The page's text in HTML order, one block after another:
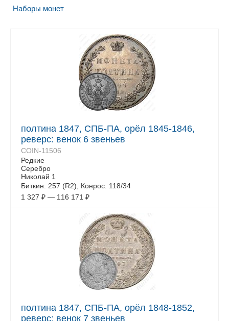
Наборы монет
полтина 1847, СПБ-ПА, орёл 1845-1846,
реверс: венок 6 звеньев
COIN-11506
Редкие
Серебро
Николай 1
Биткин: 257 (R2), Конрос: 118/34
1 327 ₽ — 116 171 ₽
полтина 1847, СПБ-ПА, орёл 1848-1852,
реверс: венок 7 звеньев